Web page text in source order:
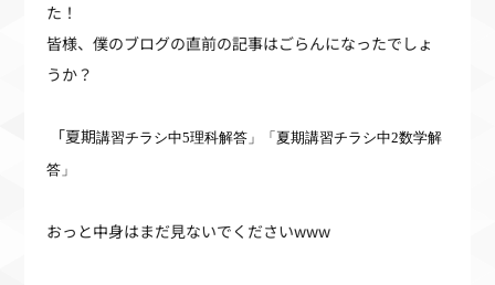
た！
皆様、僕のブログの直前の記事はごらんになったでしょ
うか？
「夏期講習チラシ中5理科解答」「夏期講習チラシ中2数学解
答」
おっと中身はまだ見ないでくださいwww